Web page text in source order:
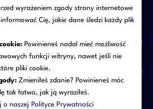
i rady nadzorczej
spółek ponoszą coraz większą
za swoje decyzje. Obejmuje ona
cywilną, jak i karną oraz
podatkową.
zakresie minimalizowania ryzyka
wyrażeniem zgody strony internetowe
Cię, jakie dane śledzi każdy plik
Powinieneś nadal mieć możliwość
funkcji witryny, nawet jeśli nie
pliki cookie.
Zmieniłeś zdanie? Powinieneś móc
tak łatwo, jak ją wyraziłeś.
o naszej Polityce Prywatności